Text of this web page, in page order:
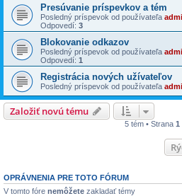
Presúvanie príspevkov a tém
Posledný príspevok od používateľa
Odpovedí: 3
Blokovanie odkazov
Posledný príspevok od používateľa
Odpovedí: 1
Registrácia nových užívateľov
Posledný príspevok od používateľa
Založiť novú tému
5 tém • Strana 1
OPRÁVNENIA PRE TOTO FÓRUM
V tomto fóre nemôžete zakladať témy